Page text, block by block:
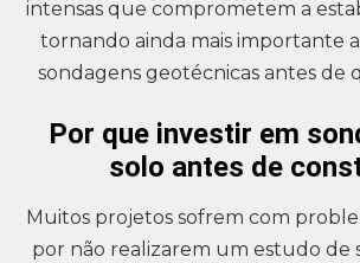
intensas que comprometem a
tornando ainda mais importante
sondagens geotécnicas antes de
Por que investir em
solo antes de
Muitos projetos sofrem com
por não realizarem um estudo de